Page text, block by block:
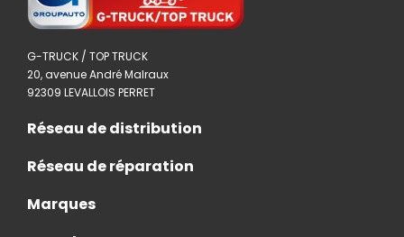
G-TRUCK / TOP TRUCK
20, avenue André Malraux
92309 LEVALLOIS PERRET
Réseau de distribution
Réseau de réparation
Marques